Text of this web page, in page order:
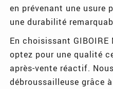
en prévenant une usure
une durabilité
En choisissant GIBOIRE
optez pour une qualité
après-vente réactif.
débroussailleuse grâce